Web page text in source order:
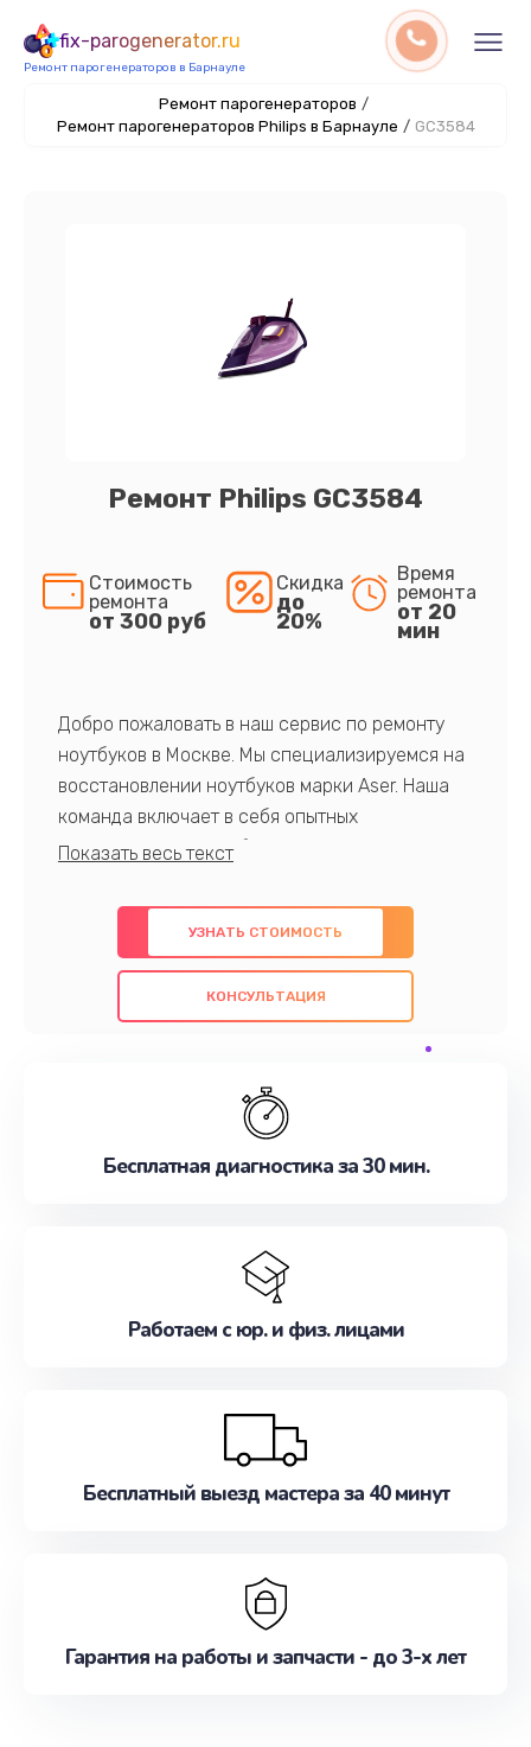
fix-parogenerator.ru
Ремонт парогенераторов в Барнауле
Ремонт парогенераторов /
Ремонт парогенераторов Philips в Барнауле / GC3584
Ремонт Philips GC3584
Стоимость
ремонта
от 300 руб
Скидка
до
20%
Время
ремонта
от 20
мин
Добро пожаловать в наш сервис по ремонту
ноутбуков в Москве. Мы специализируемся на
восстановлении ноутбуков марки Aser. Наша
команда включает в себя опытных
профессионалов с обширными знаниями и
предлагаем быстрый и качественный ремонт с
использованием оригинальных компонентов, а
также гарантируем качество всех
проведенных работ. Наша цель - предоставить
наилучшим образом. Не медлите записаться на
УЗНАТЬ СТОИМОСТЬ
КОНСУЛЬТАЦИЯ
Бесплатная диагностика за 30 мин.
Работаем с юр. и физ. лицами
Бесплатный выезд мастера за 40 минут
Гарантия на работы и запчасти - до 3-х лет